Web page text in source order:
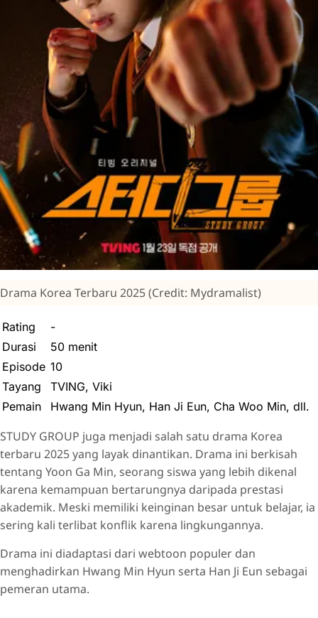
Drama Korea Terbaru 2025 (Credit: Mydramalist)
Rating
-
Durasi
50 menit
Episode 10
Tayang
TVING, Viki
Pemain
Hwang Min Hyun, Han Ji Eun, Cha Woo Min, dll.
STUDY GROUP juga menjadi salah satu drama Korea
terbaru 2025 yang layak dinantikan. Drama ini berkisah
tentang Yoon Ga Min, seorang siswa yang lebih dikenal
karena kemampuan bertarungnya daripada prestasi
akademik. Meski memiliki keinginan besar untuk belajar, ia
sering kali terlibat konflik karena lingkungannya.
Drama ini diadaptasi dari webtoon populer dan
menghadirkan Hwang Min Hyun serta Han Ji Eun sebagai
pemeran utama.